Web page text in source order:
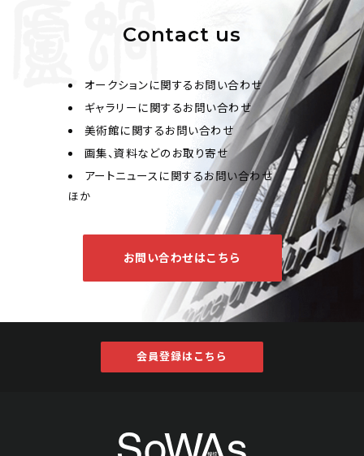
Contact us
オークションに関するお問い合わせ
ギャラリーに関するお問い合わせ
美術館に関するお問い合わせ
画集、資料などのお取り寄せ
アートニュースに関するお問い合わせ
ほか
お問い合わせはこちら
会員登録はこちら